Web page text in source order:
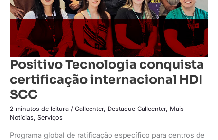
Positivo Tecnologia conquista
certificação internacional HDI
SCC
2 minutos de leitura / Callcenter, Destaque Callcenter, Mais
Notícias, Serviços
Programa global de ratificação específico para centros de